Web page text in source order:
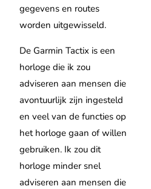
gegevens en routes
worden uitgewisseld.
De Garmin Tactix is een
horloge die ik zou
adviseren aan mensen die
avontuurlijk zijn ingesteld
en veel van de functies op
het horloge gaan of willen
gebruiken. Ik zou dit
horloge minder snel
adviseren aan mensen die